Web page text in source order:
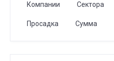
Компании Сектора
Просадка Сумма